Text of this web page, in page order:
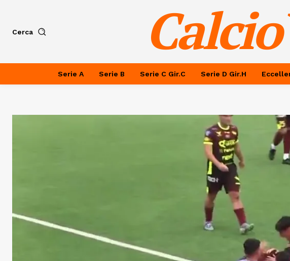
Cerca
Serie A Serie B Serie C Gir.C Serie D Gir.H